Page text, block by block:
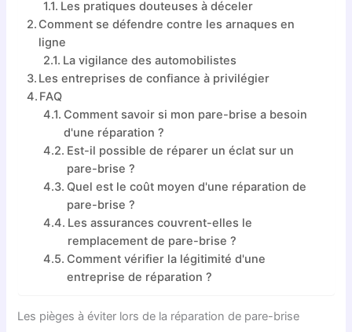
Les pratiques douteuses à déceler
Comment se défendre contre les arnaques en
ligne
La vigilance des automobilistes
Les entreprises de confiance à privilégier
FAQ
Comment savoir si mon pare-brise a besoin
d'une réparation ?
Est-il possible de réparer un éclat sur un
pare-brise ?
Quel est le coût moyen d'une réparation de
pare-brise ?
Les assurances couvrent-elles le
remplacement de pare-brise ?
Comment vérifier la légitimité d'une
entreprise de réparation ?
Les pièges à éviter lors de la réparation de pare-brise